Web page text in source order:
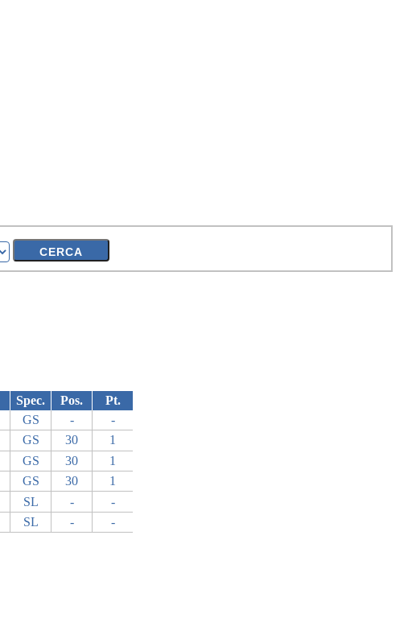
Spec. Pos.
Pt.
GS -
-
GS 30
1
GS 30
1
GS 30
1
SL -
-
SL - -